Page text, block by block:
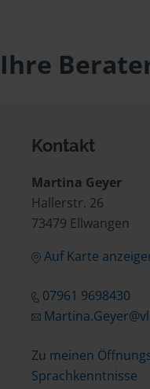
Ihre
Kontakt
Martina Geyer
Hallerstr. 26
73479 Ellwangen
Auf Karte
07961 9698430
Zu meinen
Sprachkenntnisse